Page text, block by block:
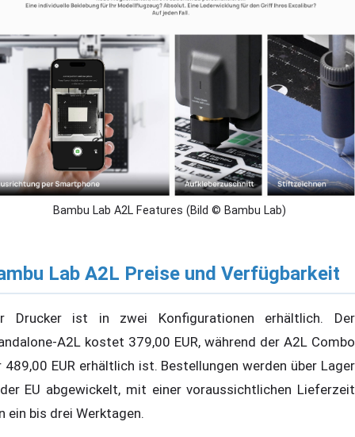
Bambu Lab A2L Features (Bild © Bambu Lab)
Lab A2L Preise und Verfügbarkeit
Drucker ist in zwei Konfigurationen erhältlich. Der
A2L kostet 379,00 EUR, während der A2L Combo
489,00 EUR erhältlich ist. Bestellungen werden über Lager
EU abgewickelt, mit einer voraussichtlichen Lieferzeit
ein bis drei Werktagen.